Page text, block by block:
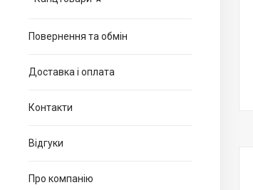
Повернення та обмін
Доставка і оплата
Контакти
Відгуки
Про компанію